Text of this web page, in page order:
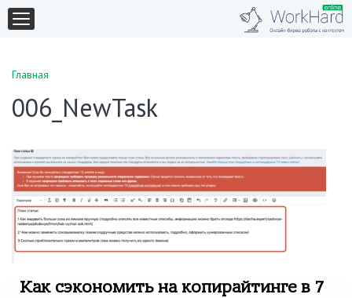
Главная
006_NewTask
Как сэкономить на копирайтинге в 7